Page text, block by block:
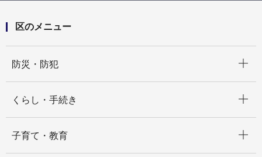
区のメニュー
防災・防犯
くらし・手続き
子育て・教育